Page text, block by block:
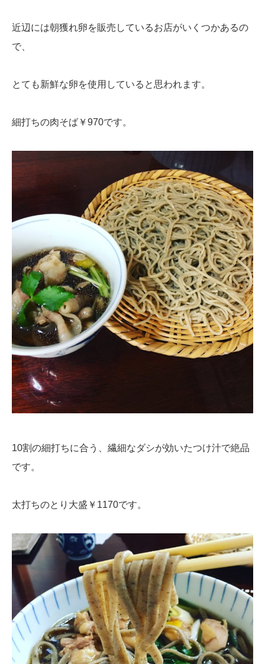
近辺には朝獲れ卵を販売しているお店がいくつかあるの
で、
とても新鮮な卵を使用していると思われます。
細打ちの肉そば￥970です。
10割の細打ちに合う、繊細なダシが効いたつけ汁で絶品
です。
太打ちのとり大盛￥1170です。